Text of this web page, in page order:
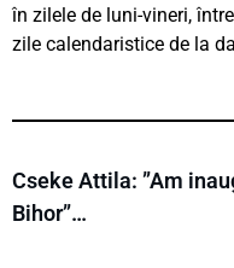
în zilele de luni-vineri,
zile calendaristice de la
Cseke Attila: ”Am
Bihor”…